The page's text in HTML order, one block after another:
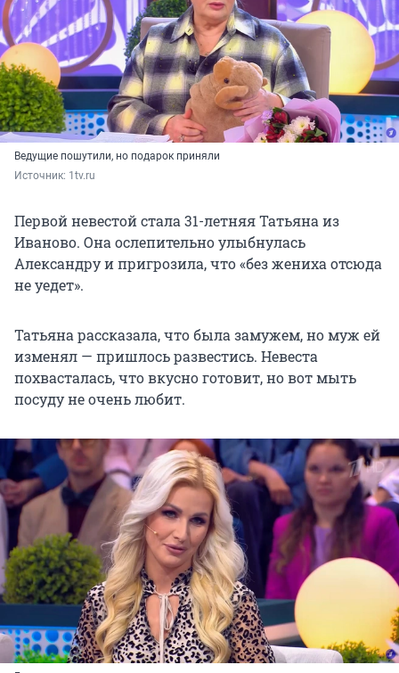
Ведущие пошутили, но подарок приняли
Источник: 1tv.ru
Первой невестой стала 31-летняя Татьяна из
Иваново. Она ослепительно улыбнулась
Александру и пригрозила, что «без жениха отсюда
не уедет».
Татьяна рассказала, что была замужем, но муж ей
изменял — пришлось развестись. Невеста
похвасталась, что вкусно готовит, но вот мыть
посуду не очень любит.